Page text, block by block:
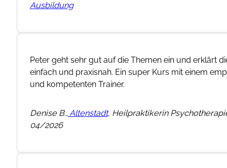
Ausbildung
Peter geht sehr gut auf die Themen ein und erklärt
einfach und praxisnah. Ein super Kurs mit einem
und kompetenten Trainer.
Denise B., Altenstadt, Heilpraktikerin
04/2026